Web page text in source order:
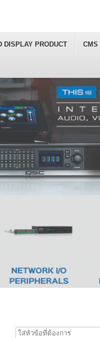
DISPLAY PRODUCT CMS
ใส่